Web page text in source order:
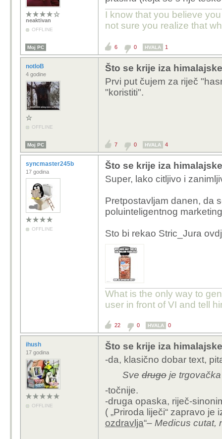
neaktivan
OFFLINE
I know that you believe
not sure you realize that
Moj PC 6 0 HVALA 1
notloB
4 godine
OFFLINE
Što se krije iza
Prvi put čujem za riječ
"koristiti".
Moj PC 7 0 HVALA 4
syncmaster245b
17 godina
OFFLINE
Što se krije iza
Super, lako citljivo i
Pretpostavljam danen, da
poluinteligentnog
Sto bi rekao Stric_Jura
What is the only way to
user in front of VI and tell
22 0 HVALA 0
ihush
17 godina
OFFLINE
Što se krije iza
-da, klasično dobar text,
Sve drugo je
-točnije.
-druga opaska, riječ-
( „Priroda liječi“ zapravo
ozdravlja“– Medicus cutat,